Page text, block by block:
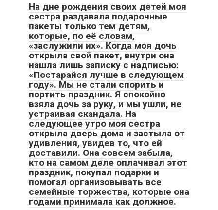
На дне рождения своих детей моя
сестра раздавала подарочные
пакеты только тем детям,
которые, по её словам,
«заслужили их». Когда моя дочь
открыла свой пакет, внутри она
нашла лишь записку с надписью:
«Постарайся лучше в следующем
году». Мы не стали спорить и
портить праздник. Я спокойно
взяла дочь за руку, и мы ушли, не
устраивая скандала. На
следующее утро моя сестра
открыла дверь дома и застыла от
удивления, увидев то, что ей
доставили. Она совсем забыла,
кто на самом деле оплачивал этот
праздник, покупал подарки и
помогал организовывать все
семейные торжества, которые она
годами принимала как должное.